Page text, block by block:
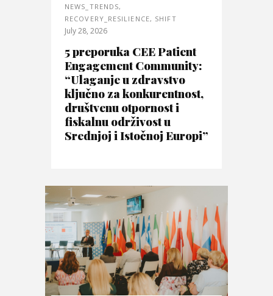
NEWS_TRENDS,
RECOVERY_RESILIENCE, SHIFT
July 28, 2026
5 preporuka CEE Patient
Engagement Community:
“Ulaganje u zdravstvo
ključno za konkurentnost,
društvenu otpornost i
fiskalnu održivost u
Srednjoj i Istočnoj Europi”